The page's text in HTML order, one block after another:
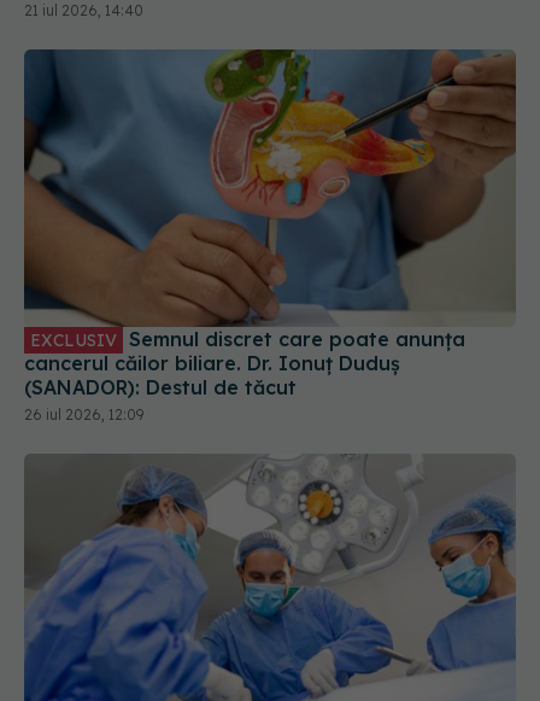
21 iul 2026, 14:40
EXCLUSIV
cancerul căilor biliare. Dr. Ionuț Duduș
(SANADOR): Destul de tăcut
26 iul 2026, 12:09